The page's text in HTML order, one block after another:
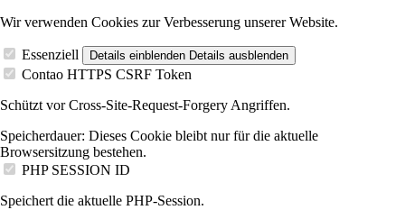
Wir verwenden Cookies zur Verbesserung unserer Website.
Essenziell Details einblenden Details ausblenden
Contao HTTPS CSRF Token
Schützt vor Cross-Site-Request-Forgery Angriffen.
Speicherdauer: Dieses Cookie bleibt nur für die aktuelle
Browsersitzung bestehen.
PHP SESSION ID
Speichert die aktuelle PHP-Session.